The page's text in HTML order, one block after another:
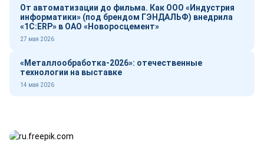
От автоматизации до фильма. Как ООО «Индустрия
информатики» (под брендом ГЭНДАЛЬФ) внедрила
«1С:ERP» в ОАО «Новоросцемент»
27 мая 2026
«Металлообработка-2026»: отечественные
технологии на выставке
14 мая 2026